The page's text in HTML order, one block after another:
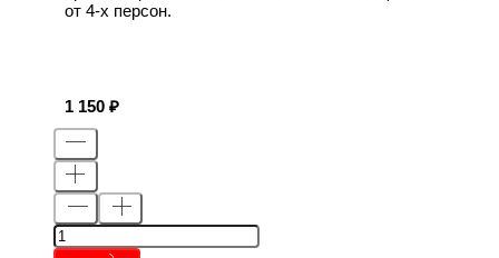
от 4-х персон.
1 150